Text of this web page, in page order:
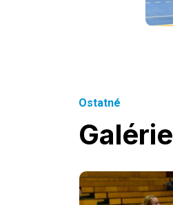
Ostatné
Galérie